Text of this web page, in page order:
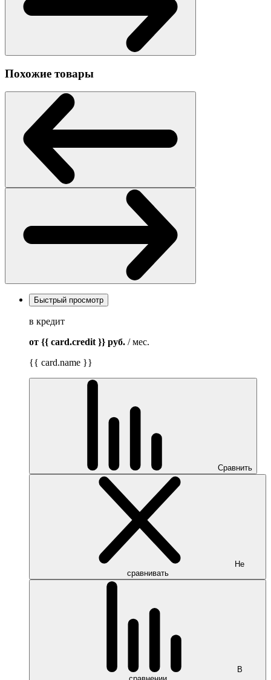
Похожие товары
Быстрый просмотр
в кредит
от {{ card.credit }} руб. / мес.
{{ card.name }}
Сравнить
Не
сравнивать
В